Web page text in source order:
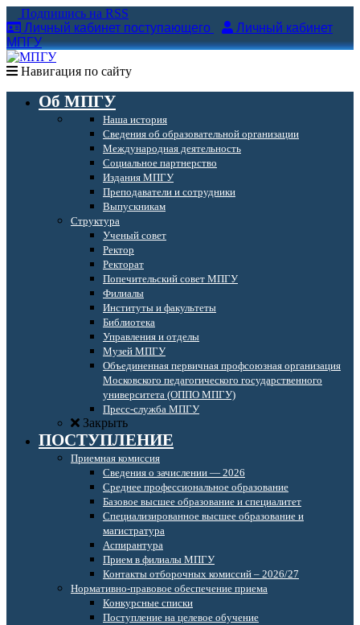
Подпишись на RSS
Личный кабинет поступающего
Личный кабинет
МПГУ
Навигация по сайту
Об МПГУ
Наша история
Сведения об образовательной организации
Международная деятельность
Социальное партнерство
Издания МПГУ
Преподаватели и сотрудники
Выпускникам
Структура
Ученый совет
Ректор
Ректорат
Попечительский совет МПГУ
Филиалы
Институты и факультеты
Библиотека
Управления и отделы
Музей МПГУ
Объединенная первичная профсоюзная организация
Московского педагогического государственного
университета (ОППО МПГУ)
Пресс-служба МПГУ
Закрыть
ПОСТУПЛЕНИЕ
Приемная комиссия
Сведения о зачислении — 2026
Среднее профессиональное образование
Базовое высшее образование и специалитет
Специализированное высшее образование и
магистратура
Аспирантура
Прием в филиалы МПГУ
Контакты отборочных комиссий – 2026/27
Нормативно-правовое обеспечение приема
Конкурсные списки
Поступление на целевое обучение